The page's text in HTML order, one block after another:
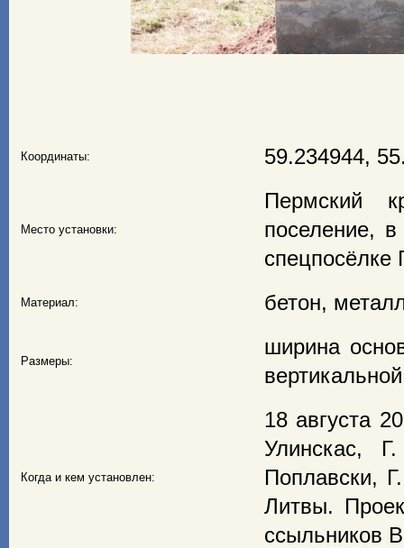
Координаты: 59.234944,
Место установки:
Пермский
поселение,
спецпосёлке
Материал: бетон,
Размеры:
ширина
Когда и кем установлен:
18 августа
Улинскас,
Поплавски,
Литвы.
ссыльников